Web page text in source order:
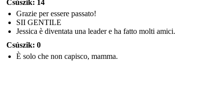
Csúszik: 14
Grazie per essere passato!
SII GENTILE
Jessica è diventata una leader e ha fatto molti amici.
Csúszik: 0
È solo che non capisco, mamma.